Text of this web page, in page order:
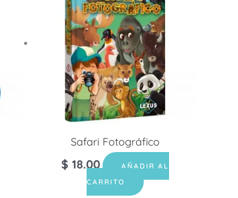
Safari Fotográfico
$ 18.00
AÑADIR AL
CARRITO